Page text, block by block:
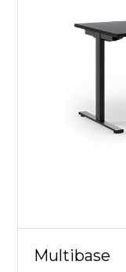
Multibase